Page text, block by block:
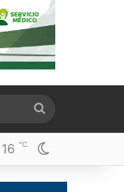
for
16 ℃